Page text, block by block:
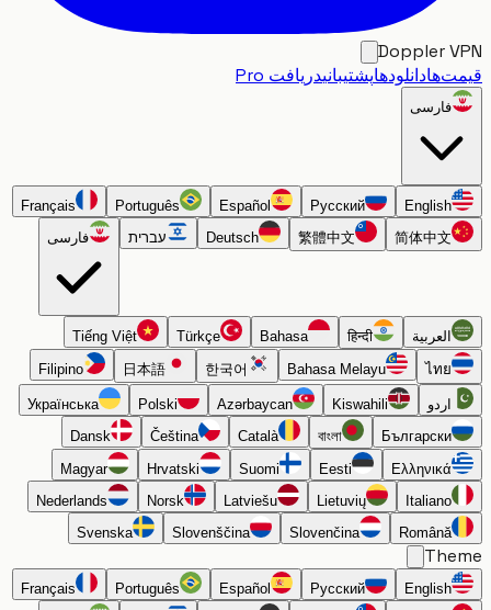
Doppler
دانلودهاپشتیبانیدریافت Pro
فارسی
English
Русский
Español
Português
Français
简体中文
繁體中文
Deutsch עברית فارسی
العربية हिन्दी
Bahasa
Türkçe
Tiếng Việt
ไทย
Bahasa Melayu
한국어
日本語
Filipino
اردو Kiswahili
Azərbaycan
Polski
Українська
Български
বাংলা
Català
Čeština
Dansk
Ελληνικά
Eesti
Suomi
Hrvatski
Magyar
Italiano
Lietuvių
Latviešu
Norsk
Nederlands
Română
Slovenčina
Slovenščina
Svenska
English
Русский
Español
Português
Français